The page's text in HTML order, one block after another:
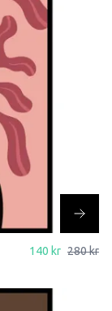
140 kr 280 kr